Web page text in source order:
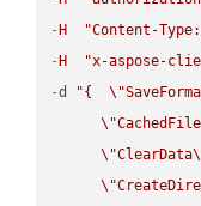
- H
"Content-
- H
"x-aspose-
-d "{ \"
\"
\"ClearData
\"